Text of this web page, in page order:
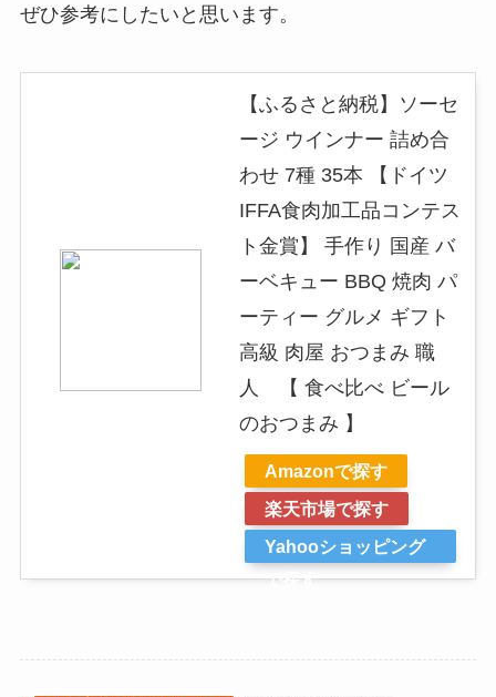
ぜひ参考にしたいと思います。
【ふるさと納税】ソーセ
ージ ウインナー 詰め合
わせ 7種 35本 【ドイツ
IFFA食肉加工品コンテス
ト金賞】 手作り 国産 バ
ーベキュー BBQ 焼肉 パ
ーティー グルメ ギフト
高級 肉屋 おつまみ 職
人 【 食べ比べ ビール
のおつまみ 】
Amazonで探す
楽天市場で探す
Yahooショッピング
で探す